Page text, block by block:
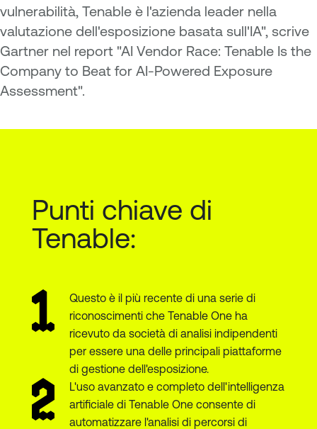
vulnerabilità, Tenable è l'azienda leader nella
valutazione dell'esposizione basata sull'IA", scrive
Gartner nel report "AI Vendor Race: Tenable Is the
Company to Beat for AI-Powered Exposure
Assessment".
Punti chiave di
Tenable:
Questo è il più recente di una serie di
riconoscimenti che Tenable One ha
ricevuto da società di analisi indipendenti
per essere una delle principali piattaforme
di gestione dell'esposizione.
L'uso avanzato e completo dell'intelligenza
artificiale di Tenable One consente di
automatizzare l'analisi di percorsi di